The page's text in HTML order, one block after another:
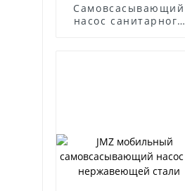
Самовсасывающий
насос санитарного